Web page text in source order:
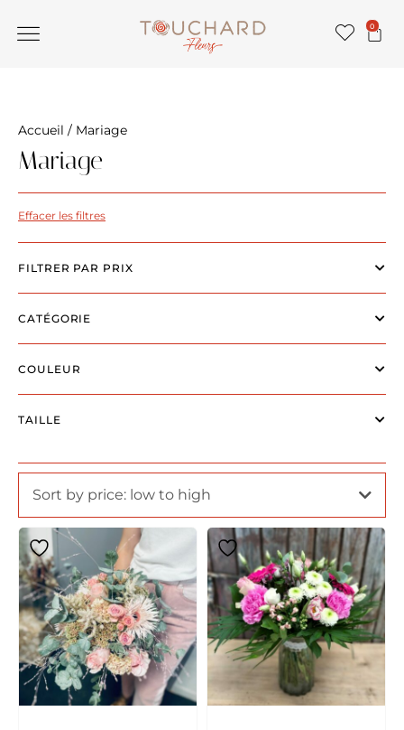
0
Accueil / Mariage
Mariage
Effacer les filtres
FILTRER PAR PRIX
CATÉGORIE
COULEUR
TAILLE
Sort by price: low to high